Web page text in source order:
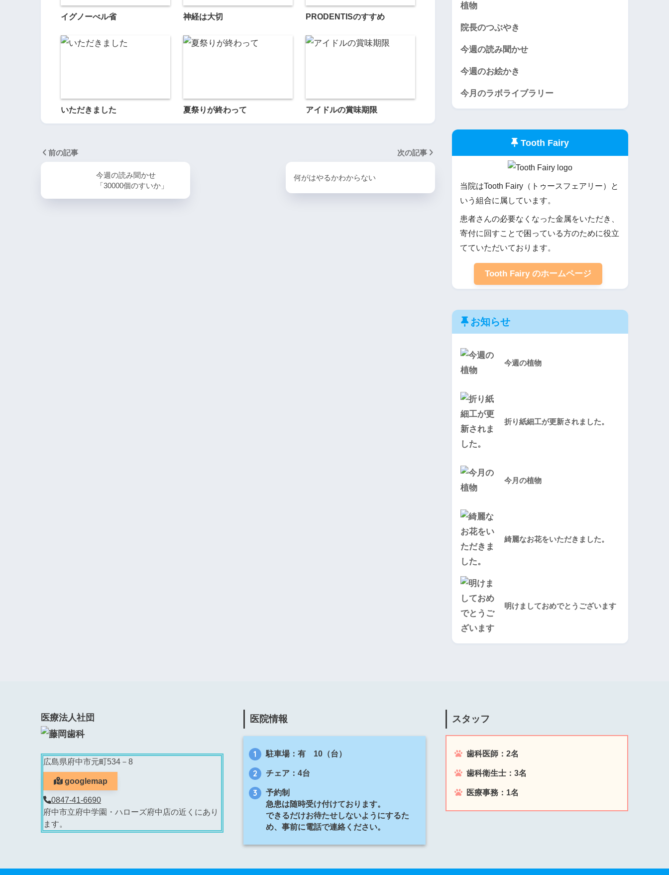
イグノーべル省 神経は大切 PRODENTISのすすめ
いただきました 夏祭りが終わって アイドルの賞味期限
前の記事
今週の読み聞かせ
「30000個のすいか」
次の記事
何がはやるかわからない
植物
院長のつぶやき
今週の読み聞かせ
今週のお絵かき
今月のラボライブラリー
Tooth Fairy
当院はTooth Fairy（トゥースフェアリー）と
いう組合に属しています。
患者さんの必要なくなった金属をいただき、
寄付に回すことで困っている方のために役立
てていただいております。
Tooth Fairy のホームページ
お知らせ
今週の植物
折り紙細工が更新されました。
今月の植物
綺麗なお花をいただきました。
明けましておめでとうございます
医療法人社団
広島県府中市元町534－8
googlemap
0847-41-6690
府中市立府中学園・ハローズ府中店の近くにあり
ます。
医院情報
駐車場：有 10（台）
チェア：4台
予約制
急患は随時受け付けております。
できるだけお待たせしないようにするた
め、事前に電話で連絡ください。
スタッフ
歯科医師：2名
歯科衛生士：3名
医療事務：1名